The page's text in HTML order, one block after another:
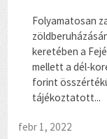
Folyamatosan
keretében a
mellett a dél-
forint
tájékoztatott...
febr 1, 2022